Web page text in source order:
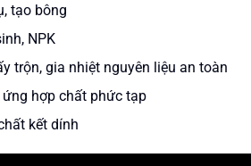
tạo bông
NPK
trộn, gia nhiệt nguyên liệu an toàn
hợp chất phức tạp
kết dính